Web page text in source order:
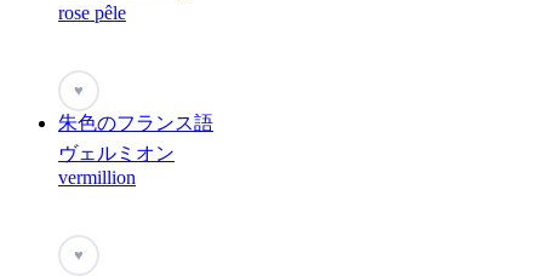
rose pêle
♥
朱色のフランス語
ヴェルミオン
vermillion
♥